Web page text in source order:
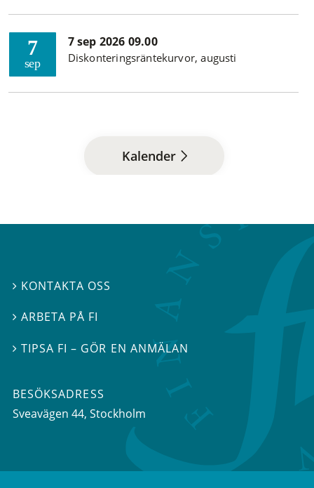
7
sep
7 sep 2026 09.00
Diskonteringsräntekurvor, augusti
Kalender
 KONTAKTA OSS
ARBETA PÅ FI
TIPSA FI – GÖR EN ANMÄLAN
BESÖKSADRESS
Sveavägen 44, Stockholm